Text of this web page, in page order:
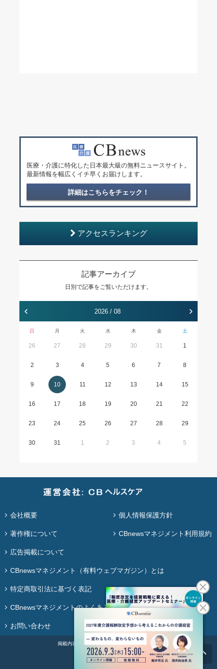
医療・介護に特化した日本最大級の無料ニュースサイト。
最新情報を幅広くイチ早くお届けします。
詳細はこちらをチェック！
アクセスランキング
記事アーカイブ
日別で記事をご覧いただけます。
‹ 2026 / 08 ›
日 月 火 水 木 金 土
26 27 28 29 30 31 1
2 3 4 5 6 7 8
9 10 11 12 13 14 15
16 17 18 19 20 21 22
23 24 25 26 27 28 29
30 31 1 2 3 4 5
会社概要 個人情報保護方針
著作権について CBnewsマネジメント利用規約
広告掲載について
CBnewsマネジメント（有料ウェブマガジン）とは
特定商取引法に基づく表記
CBnewsマネジメントのよくある質問
お問い合わせ
掲載内容の無断転載・再配布は固く禁じます。
© ＣＢ Healthcare Co., Ltd.